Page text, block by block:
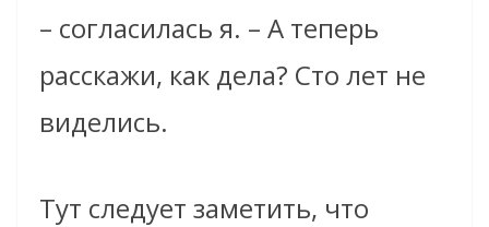
– согласилась я. – А теперь
расскажи, как дела? Сто лет не
виделись.
Тут следует заметить, что